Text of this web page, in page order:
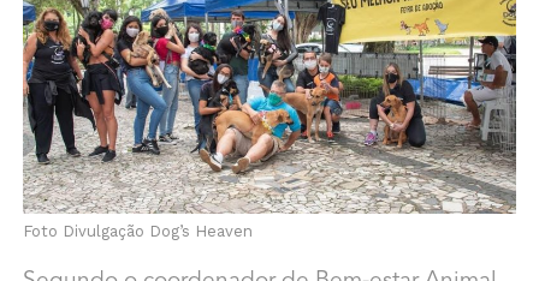
Foto Divulgação Dog’s Heaven